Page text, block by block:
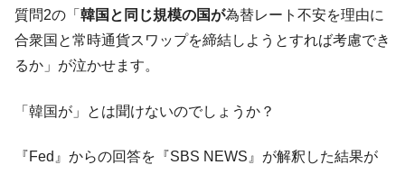
種は全般的「不調」⇒ PSIが示す現況は決して良くない。
『Money1』
【米韓激突案件】韓国消費者院が『クーパ
ン』1人当たり賠償10万ウォンを認定 ⇒ 総額3兆7,000億
『Money1』
韓国型イージス搭載の次世代駆逐艦
『Money1』 【対日本円】ウォン安が急進！ 日米の協調
質問2の「 韓国と同じ規模の国が為替レート不安を理由に
合衆国と常時通貨スワップを締結しようとすれば考慮でき
るか」が泣かせます。
「韓国が」とは聞けないのでしょうか？
『Fed』からの回答を『SBS NEWS』が解釈した結果が